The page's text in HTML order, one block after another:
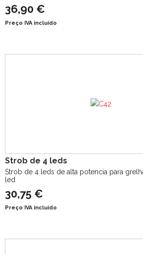
36,90 €
Preço IVA incluído
Strob de 4 leds
Strob de 4 leds de alta potencia para
led
30,75 €
Preço IVA incluído